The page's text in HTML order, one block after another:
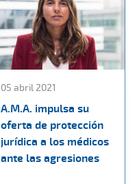
05 abril 2021
A.M.A. impulsa su
oferta de protección
jurídica a los médicos
ante las agresiones